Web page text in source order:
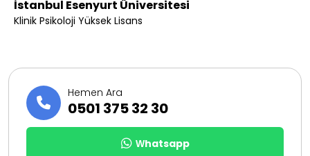
İstanbul Esenyurt Üniversitesi
Klinik Psikoloji Yüksek Lisans
Hemen Ara
0501 375 32 30
Whatsapp